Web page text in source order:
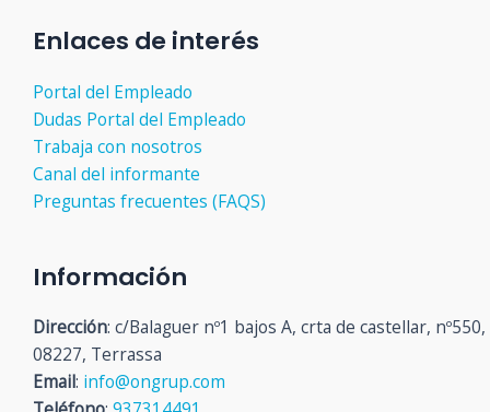
Enlaces de interés
Portal del Empleado
Dudas Portal del Empleado
Trabaja con nosotros
Canal del informante
Preguntas frecuentes (FAQS)
Información
Dirección: c/Balaguer nº1 bajos A, crta de castellar, nº550,
08227, Terrassa
Email: info@ongrup.com